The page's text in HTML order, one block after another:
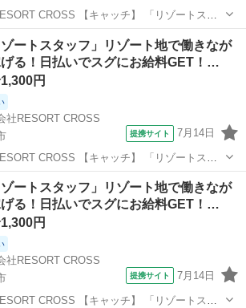
キャッチ】 「リゾートスタ
ながら稼げる！すぐにお給料がもらえる日払
ト】 ＼新規スタッフ100
ホテル
ゾートスタッフ」リゾート地で働きなが
げる！日払いでスグにお給料GET！…
円
社RESORT CROSS
提携サイト 7月14日
キャッチ】 「リゾートスタ
ながら稼げる！日払いでスグにお給料GET！
ル
ゾートスタッフ」リゾート地で働きなが
げる！日払いでスグにお給料GET！…
円
社RESORT CROSS
提携サイト 7月14日
キャッチ】 「リゾートスタ